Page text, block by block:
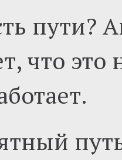
пути?
что